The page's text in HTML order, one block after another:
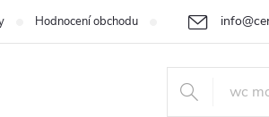
+420 226
Hodnocení obchodu Cenová nabídka